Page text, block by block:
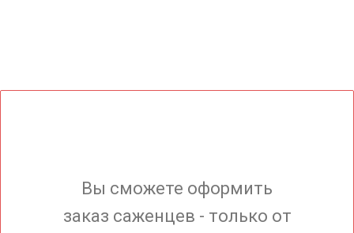
Вы сможете оформить
заказ саженцев - только от